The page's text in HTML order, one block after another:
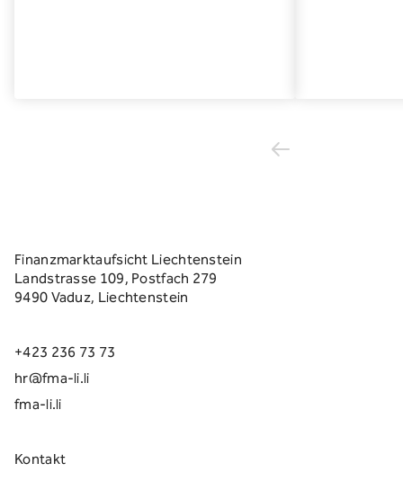
Finanzmarktaufsicht Liechtenstein
Landstrasse 109, Postfach 279
9490 Vaduz, Liechtenstein
+423 236 73 73
hr@fma-li.li
fma-li.li
Kontakt